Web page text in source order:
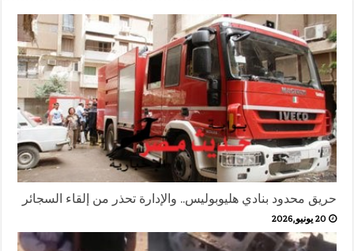
حريق محدود بنادي هليوبوليس.. والإدارة تحذر من إلقاء السجائر
20 يونيو,2026